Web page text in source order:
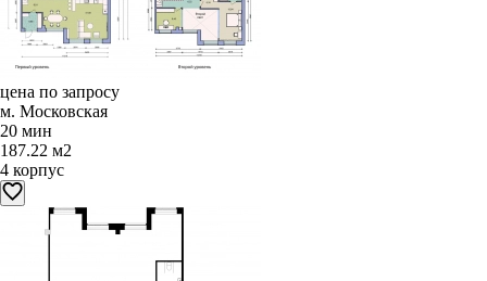
цена по запросу
м. Московская
20 мин
187.22 м2
4 корпус